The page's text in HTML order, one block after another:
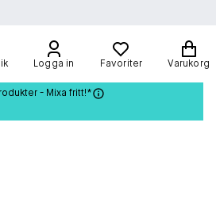
Logga in Favoriter Varukorg
- Mixa fritt!*